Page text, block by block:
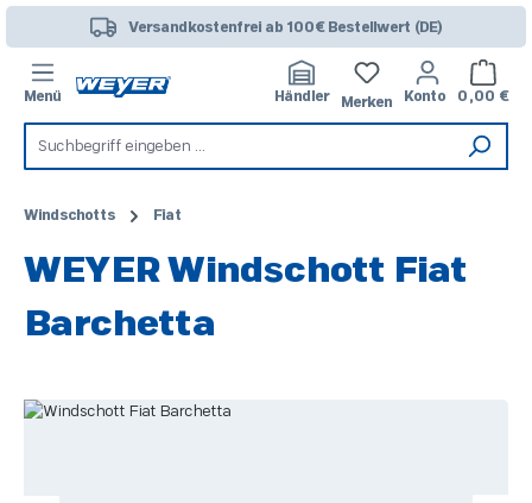
Zum Hauptinhalt springenVersandkostenfrei ab 100€ Bestellwert (DE)
Menü Händler Merken Konto 0,00 €
Windschotts Fiat
WEYER Windschott Fiat
Barchetta
Bildergalerie überspringen